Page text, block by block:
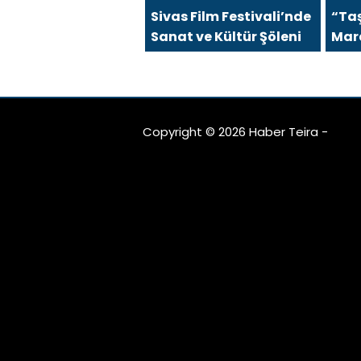
Sivas Film Festivali’nde
Sanat ve Kültür Şöleni
Copyright © 2026 Haber Teira -